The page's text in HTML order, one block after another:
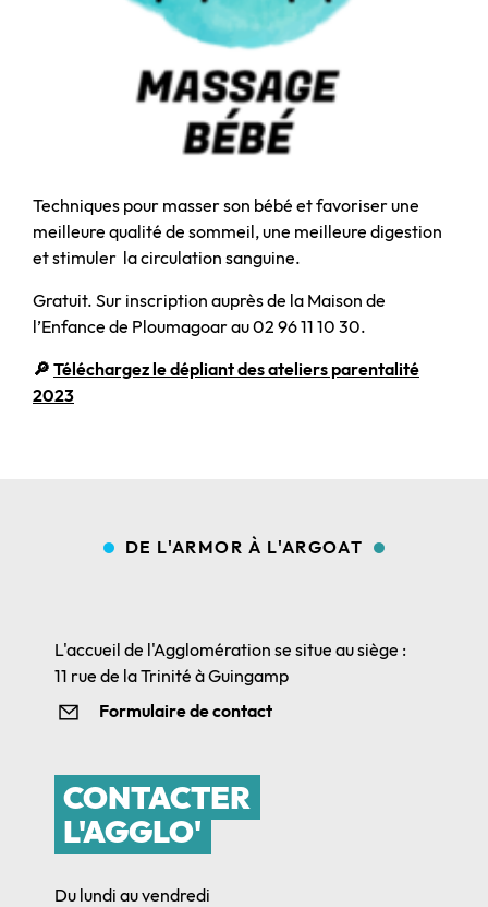
Techniques pour masser son bébé et favoriser une
meilleure qualité de sommeil, une meilleure digestion
et stimuler la circulation sanguine.
Gratuit. Sur inscription auprès de la Maison de
l’Enfance de Ploumagoar au 02 96 11 10 30.
🔎 Téléchargez le dépliant des ateliers parentalité
2023
DE L'ARMOR À L'ARGOAT
L'accueil de l'Agglomération se situe au siège :
11 rue de la Trinité à Guingamp
Formulaire de contact
CONTACTER
L'AGGLO'
Du lundi au vendredi